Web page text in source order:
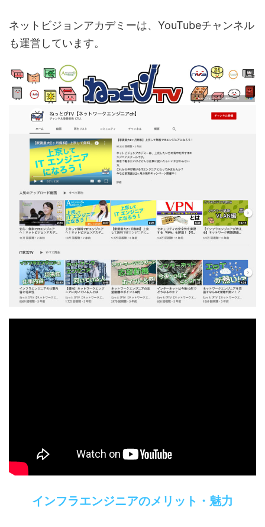
ネットビジョンアカデミーは、YouTubeチャンネル
も運営しています。
インフラエンジニアのメリット・魅力